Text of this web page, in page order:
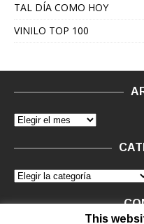
TAL DÍA COMO HOY
VINILO TOP 100
This